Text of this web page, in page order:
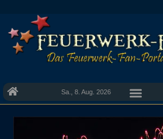
Sa., 8. Aug. 2026